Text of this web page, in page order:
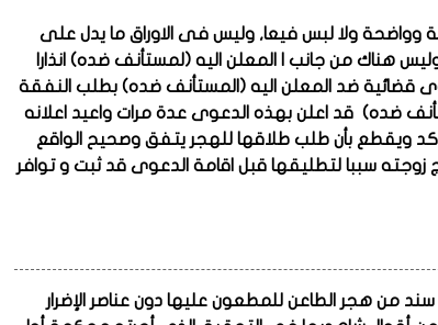
وواضحة ولا لبس فيعا, وليس فى الاوراق ما يدل على
هناك من جانب ا المعلن اليه (لمستأنف ضده) انذارا
قضائية ضد المعلن اليه (المستأنف ضده) بطلب النفقة
ضده) قد اعلن بهذه الدعوى عدة مرات واعيد اعلانه
ويقطع بأن طلب طلاقها للهجر يتفق وصحيح الواقع
زوجته سببا لتطليقها قبل اقامة الدعوى قد ثبت و توافر
من هجر الطاعن للمطعون عليها دون عناصر الإضرار